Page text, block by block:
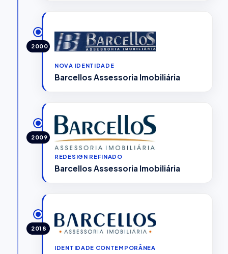
2000
NOVA IDENTIDADE
Barcellos Assessoria Imobiliária
2009
REDESIGN REFINADO
Barcellos Assessoria Imobiliária
2018
IDENTIDADE CONTEMPORÂNEA